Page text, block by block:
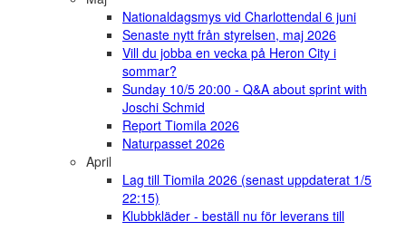
Nationaldagsmys vid Charlottendal 6 juni
Senaste nytt från styrelsen, maj 2026
Vill du jobba en vecka på Heron City i
sommar?
Sunday 10/5 20:00 - Q&A about sprint with
Joschi Schmid
Report Tiomila 2026
Naturpasset 2026
April
Lag till Tiomila 2026 (senast uppdaterat 1/5
22:15)
Klubbkläder - beställ nu för leverans till